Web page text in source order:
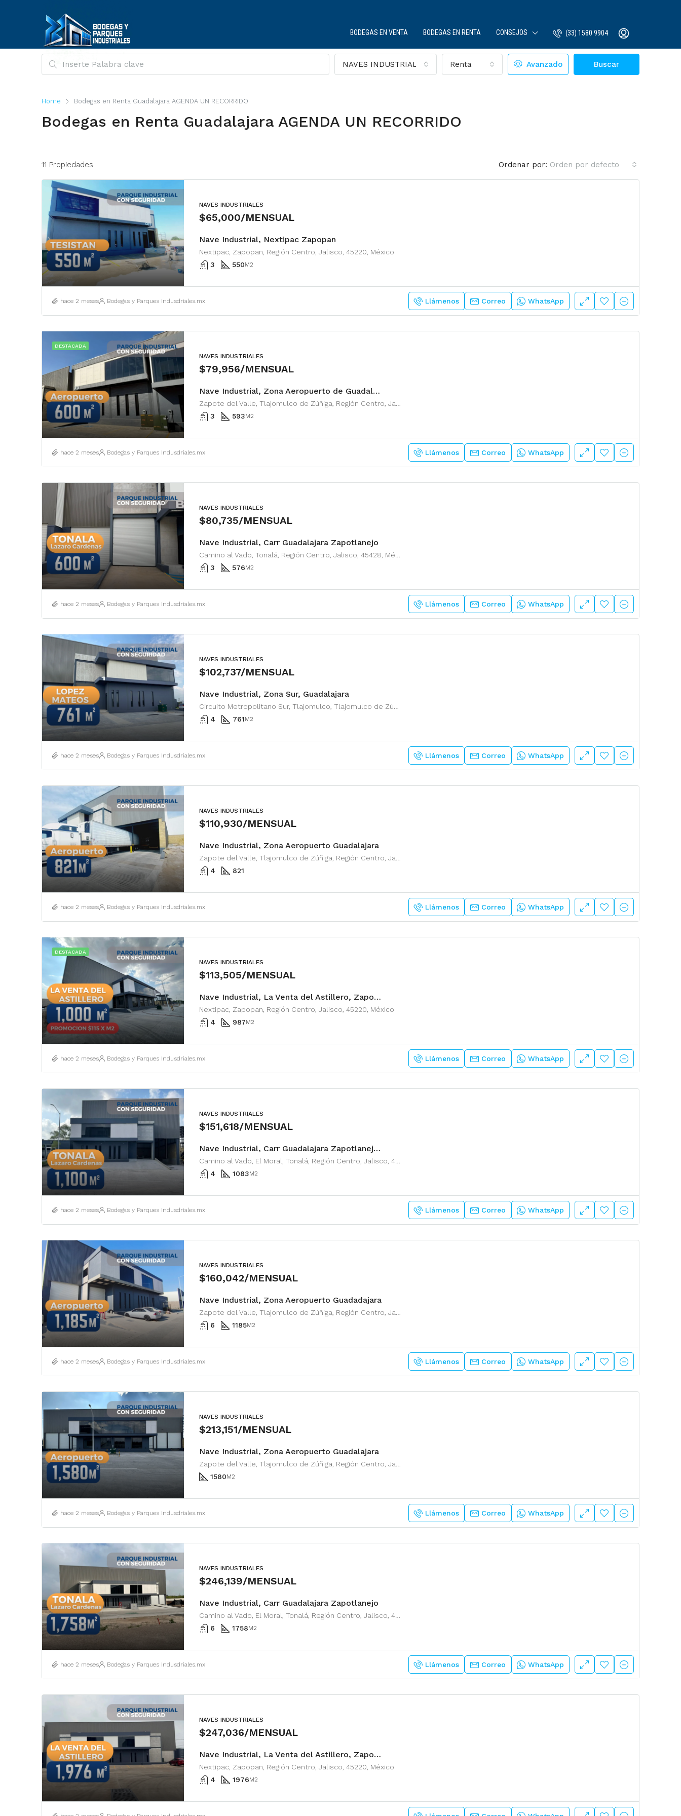
BODEGAS EN VENTA BODEGAS EN RENTA CONSEJOS (33) 1580 9904
NAVES INDUSTRIALES Renta Avanzado Buscar
Home Bodegas en Renta Guadalajara AGENDA UN RECORRIDO
Bodegas en Renta Guadalajara AGENDA UN RECORRIDO
11 Propiedades Ordenar por: Orden por defecto
NAVES INDUSTRIALES
$65,000/MENSUAL
Nave Industrial, Nextipac Zapopan
Nextipac, Zapopan, Región Centro, Jalisco, 45220, México
3
550M2
hace 2 meses Bodegas y Parques Indusdriales.mx Llámenos Correo WhatsApp
DESTACADA
NAVES INDUSTRIALES
$79,956/MENSUAL
Nave Industrial, Zona Aeropuerto de Guadalajara
3
593M2
hace 2 meses Bodegas y Parques Indusdriales.mx Llámenos Correo WhatsApp
NAVES INDUSTRIALES
$80,735/MENSUAL
Nave Industrial, Carr Guadalajara Zapotlanejo
3
576M2
hace 2 meses Bodegas y Parques Indusdriales.mx Llámenos Correo WhatsApp
NAVES INDUSTRIALES
$102,737/MENSUAL
Nave Industrial, Zona Sur, Guadalajara
4
761M2
hace 2 meses Bodegas y Parques Indusdriales.mx Llámenos Correo WhatsApp
NAVES INDUSTRIALES
$110,930/MENSUAL
Nave Industrial, Zona Aeropuerto Guadalajara
4
821
hace 2 meses Bodegas y Parques Indusdriales.mx Llámenos Correo WhatsApp
DESTACADA
NAVES INDUSTRIALES
$113,505/MENSUAL
Nave Industrial, La Venta del Astillero, Zapopan
Nextipac, Zapopan, Región Centro, Jalisco, 45220, México
4
987M2
hace 2 meses Bodegas y Parques Indusdriales.mx Llámenos Correo WhatsApp
NAVES INDUSTRIALES
$151,618/MENSUAL
Nave Industrial, Carr Guadalajara Zapotlanejo y Periferico
4
1083M2
hace 2 meses Bodegas y Parques Indusdriales.mx Llámenos Correo WhatsApp
NAVES INDUSTRIALES
$160,042/MENSUAL
Nave Industrial, Zona Aeropuerto Guadadajara
6
1185M2
hace 2 meses Bodegas y Parques Indusdriales.mx Llámenos Correo WhatsApp
NAVES INDUSTRIALES
$213,151/MENSUAL
Nave Industrial, Zona Aeropuerto Guadalajara
1580M2
hace 2 meses Bodegas y Parques Indusdriales.mx Llámenos Correo WhatsApp
NAVES INDUSTRIALES
$246,139/MENSUAL
Nave Industrial, Carr Guadalajara Zapotlanejo
6
1758M2
hace 2 meses Bodegas y Parques Indusdriales.mx Llámenos Correo WhatsApp
NAVES INDUSTRIALES
$247,036/MENSUAL
Nave Industrial, La Venta del Astillero, Zapopan
Nextipac, Zapopan, Región Centro, Jalisco, 45220, México
4
1976M2